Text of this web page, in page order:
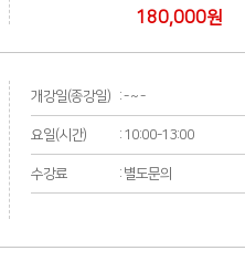
180,000원
개강일(종강일) : - ~ -
요일(시간) : 10:00-13:00
수강료 : 별도문의